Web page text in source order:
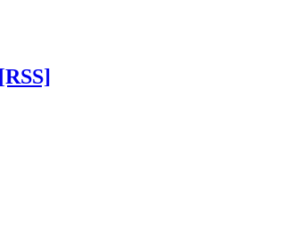
[RSS]